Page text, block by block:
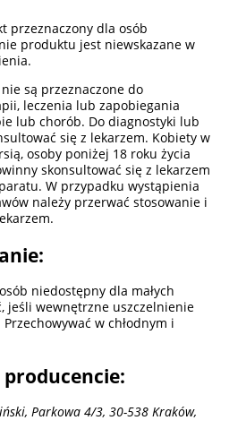
przeznaczony dla osób
produktu jest niewskazane w
są przeznaczone do
leczenia lub zapobiegania
lub chorób. Do diagnostyki lub
się z lekarzem. Kobiety w
osoby poniżej 18 roku życia
skonsultować się z lekarzem
W przypadku wystąpienia
należy przerwać stosowanie i
niedostępny dla małych
jeśli wewnętrzne uszczelnienie
w chłodnym i
Parkowa 4/3, 30-538 Kraków,